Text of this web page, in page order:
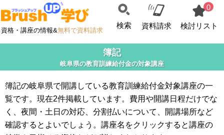
資格・講座の情報&無料で資料請求
検索 資料請求
0
検討リスト
簿記
岐阜県の教育訓練給付金の対象講座
簿記の岐阜県で開講している教育訓練給付金対象講座の一
覧です。現在2件掲載しています。費用や開講日程だけでな
く、夜間・土日の対応、分割払いについて、開講場所など
確認するとよいでしょう。講座名をクリックすると講座の